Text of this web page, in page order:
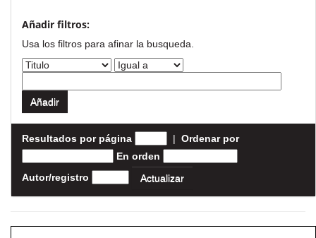
Añadir filtros:
Usa los filtros para afinar la busqueda.
Resultados por página | Ordenar por
En orden
Autor/registro